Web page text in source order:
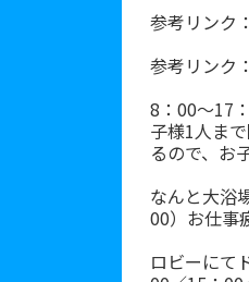
参考リンク：
参考リンク：
8：00～17
子様1人ま
るので、お
なんと大浴
00）お仕事
ロビーにて